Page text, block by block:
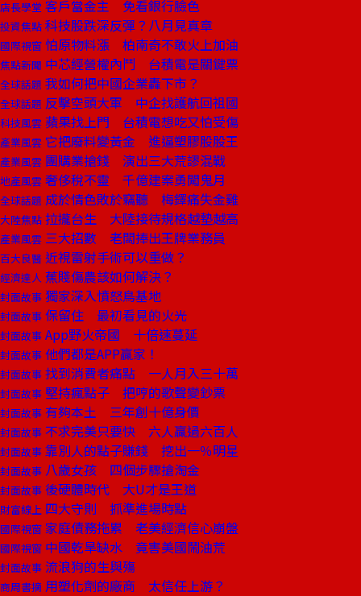
店長學堂 客戶當金主 免看銀行臉色
投資焦點 科技股跌深反彈？八月見真章
國際視窗 怕原物料漲 柏南奇不敢火上加油
焦點新聞 中芯經營權內鬥 台積電是關鍵票
全球話題 我如何把中國企業轟下市？
全球話題 反擊空頭大軍 中企找護航回祖國
科技風雲 蘋果找上門 台積電想吃又怕受傷
產業風雲 它把廢料變黃金 進逼塑膠股股王
產業風雲 團購業搶錢 演出三大荒謬混戰
地產風雲 奢侈稅不靈 千億建案勇闖鬼月
全球話題 成於情色敗於竊聽 梅鐸痛失金雞
大陸焦點 拉攏台生 大陸接待規格越墊越高
產業風雲 三大招數 老闆捧出王牌業務員
百大良醫 近視雷射手術可以重做？
經濟達人 蕉賤傷農該如何解決？
封面故事 獨家深入憤怒鳥基地
封面故事 保留住 最初看見的火光
封面故事 App野火帝國 十倍速蔓延
封面故事 他們都是APP贏家！
封面故事 找到消費者痛點 一人月入三十萬
封面故事 堅持瘋點子 把哼的歌聲變鈔票
封面故事 有夠本土 三年創十億身價
封面故事 不求完美只要快 六人贏過六百人
封面故事 靠別人的點子賺錢 挖出一％明星
封面故事 八歲女孩 四個步驟搶淘金
封面故事 後硬體時代 大U才是王道
財富線上 四大守則 抓準進場時點
國際視窗 家庭債務拖累 老美經濟信心崩盤
國際視窗 中國乾旱缺水 竟害美國鬧油荒
封面故事 流浪狗的生與殤
商周書摘 用塑化劑的廠商 太信任上游？